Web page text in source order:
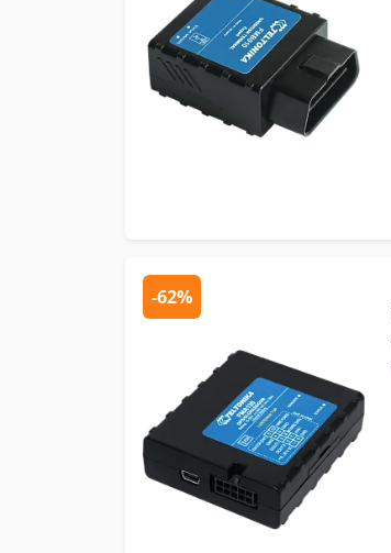
-62%